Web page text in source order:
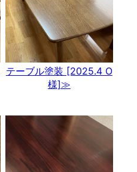
テーブル塗装 [2025.4 O
様]≫